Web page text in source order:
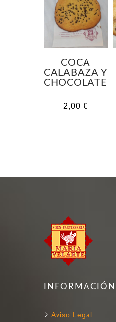
COCA
CALABAZA Y
CHOCOLATE
2,00 €
INFORMACIÓN
Aviso Legal